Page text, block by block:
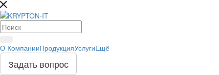
О КомпанииПродукцияУслугиЕщё
Задать вопрос